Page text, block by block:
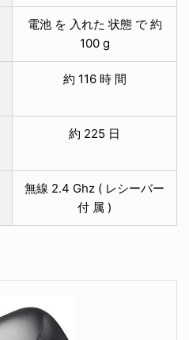
電池 を 入れた 状態 で 約
100 g
約 116 時 間
約 225 日
無線 2.4 Ghz ( レシーバー
付 属 )